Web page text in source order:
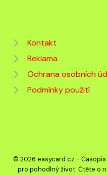
Kontakt
Reklama
Ochrana osobních
Podmínky použití
© 2026 easycard.cz -
pro pohodlný život. Čtěte o